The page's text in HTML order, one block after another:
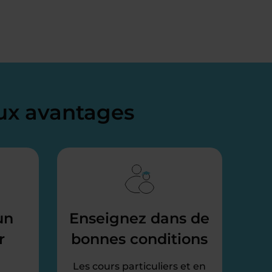
avantages
Enseignez dans de
bonnes conditions
Les cours particuliers et en